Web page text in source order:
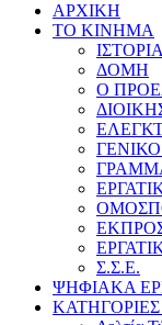
ΑΡΧΙΚΗ
ΤΟ ΚΙΝΗΜΑ
ΙΣΤΟΡΙΑ
ΔΟΜΗ
Ο
Σ.Σ.Ε.
ΨΗΦΙΑΚΑ